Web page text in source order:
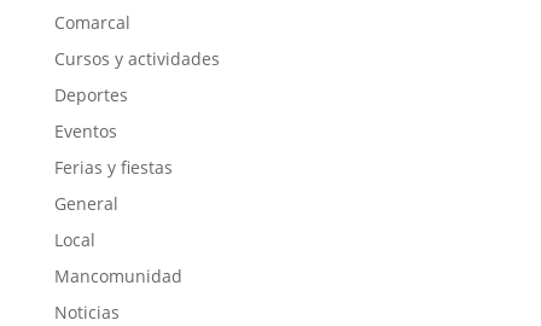
Comarcal
Cursos y actividades
Deportes
Eventos
Ferias y fiestas
General
Local
Mancomunidad
Noticias